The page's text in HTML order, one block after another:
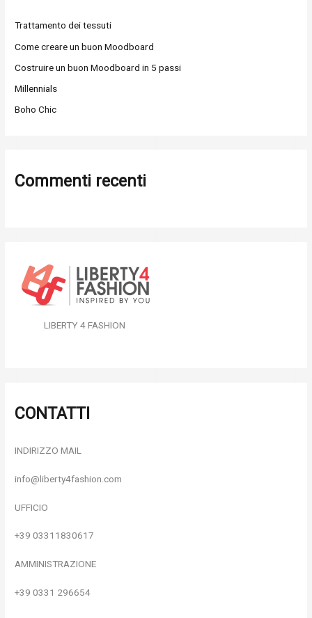
Trattamento dei tessuti
Come creare un buon Moodboard
Costruire un buon Moodboard in 5 passi
Millennials
Boho Chic
Commenti recenti
LIBERTY 4 FASHION
CONTATTI
INDIRIZZO MAIL
info@liberty4fashion.com
UFFICIO
+39 03311830617
AMMINISTRAZIONE
+39 0331 296654